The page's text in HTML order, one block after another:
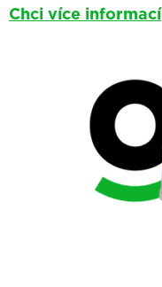
Chci více informací